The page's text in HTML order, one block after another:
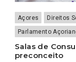
Açores Direitos
Parlamento
Salas de
preconceito